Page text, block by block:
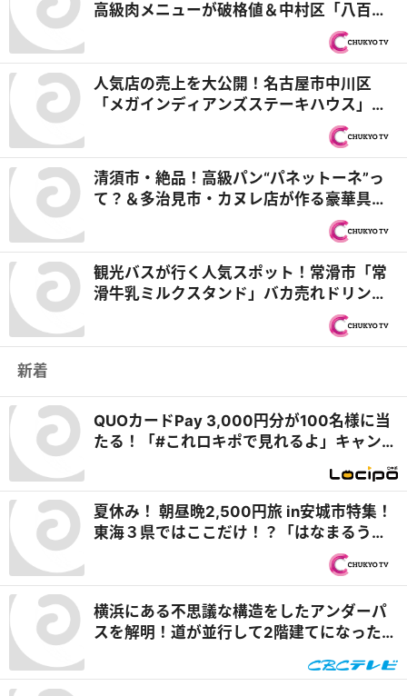
高級肉メニューが破格値＆中村区「八百屋
ダイニング やすべえ」ドリンク1杯でおばん
ざい食べ放題『PS純金（ゴールド）』
人気店の売上を大公開！名古屋市中川区
「メガインディアンズステーキハウス」絶
品ハンバーグ＆「山王温泉 喜多の湯」マル
秘アイテムで売上アップ『PS純金（ゴール
ド）』
清須市・絶品！高級パン“パネットーネ”っ
て？＆多治見市・カヌレ店が作る豪華具材
キッシュ コーヒーに合うパン探しの旅 庄
内川編！『PS純金（ゴールド）』
観光バスが行く人気スポット！常滑市「常
滑牛乳ミルクスタンド」バカ売れドリンク
＆「大塚屋 名古屋 車道本店」高級布鑑賞と
激安はぎれ大会『PS純金（ゴールド）』
新着
QUOカードPay 3,000円分が100名様に当
たる！「#これロキポで見れるよ」キャンペ
夏休み！ 朝昼晩2,500円旅 in安城市特集！
東海３県ではここだけ！？「はなまるうど
ん×吉野家 安城横山店」牛丼とうどんの最
強コラボで可能性は無限大！＆「福来源」
目！ 『PS純金（ゴールド）』
横浜にある不思議な構造をしたアンダーパ
スを解明！道が並行して2階建てになったワ